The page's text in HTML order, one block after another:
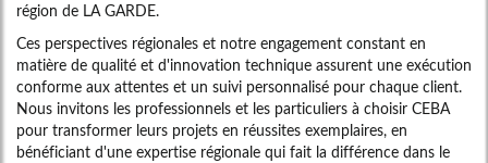
région de LA GARDE.
Ces perspectives régionales et notre engagement constant en
matière de qualité et d'innovation technique assurent une exécution
conforme aux attentes et un suivi personnalisé pour chaque client.
Nous invitons les professionnels et les particuliers à choisir CEBA
pour transformer leurs projets en réussites exemplaires, en
bénéficiant d'une expertise régionale qui fait la différence dans le